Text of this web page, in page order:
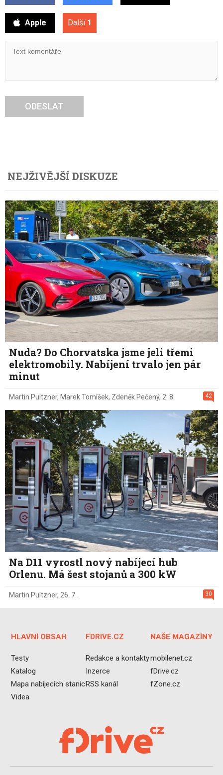
Apple Další 1
ODESLAT
NEJŽIVĚJŠÍ DISKUZE
Nuda? Do Chorvatska jsme jeli třemi
elektromobily. Nabíjení trvalo jen pár
minut
42
Martin Pultzner, Marek Tomíšek, Zdeněk Pečený, 2. 8.
Na D11 vyrostl nový nabíjecí hub
Orlenu. Má šest stojanů a 300 kW
30
Martin Pultzner, 26. 7.
HLAVNÍ OBSAH
Testy
Katalog
Mapa nabíjecích stanic
Videa
FDRIVE.CZ
Redakce a kontakty
Inzerce
RSS kanál
NAŠE MAGAZÍNY
mobilenet.cz
fDrive.cz
fZone.cz